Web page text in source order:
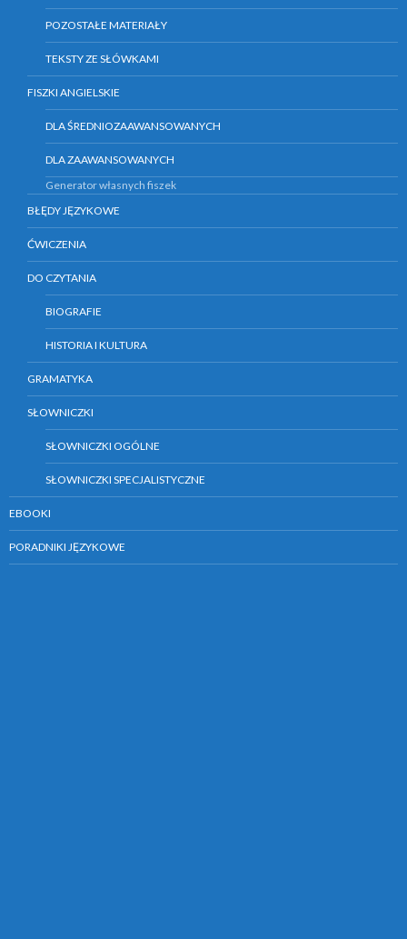
POZOSTAŁE MATERIAŁY
TEKSTY ZE SŁÓWKAMI
FISZKI ANGIELSKIE
DLA ŚREDNIOZAAWANSOWANYCH
DLA ZAAWANSOWANYCH
Generator własnych fiszek
BŁĘDY JĘZYKOWE
ĆWICZENIA
DO CZYTANIA
BIOGRAFIE
HISTORIA I KULTURA
GRAMATYKA
SŁOWNICZKI
SŁOWNICZKI OGÓLNE
SŁOWNICZKI SPECJALISTYCZNE
EBOOKI
PORADNIKI JĘZYKOWE